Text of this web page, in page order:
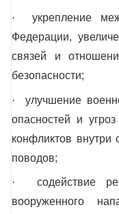
· укрепление
Федерации,
связей и
безопасности;
· улучшение
опасностей и
конфликтов внутри
поводов;
· содействие
вооруженного